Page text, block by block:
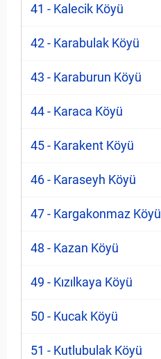
41 - Kalecik Köyü
42 - Karabulak Köyü
43 - Karaburun Köyü
44 - Karaca Köyü
45 - Karakent Köyü
46 - Karaseyh Köyü
47 - Kargakonmaz Köyü
48 - Kazan Köyü
49 - Kızılkaya Köyü
50 - Kucak Köyü
51 - Kutlubulak Köyü